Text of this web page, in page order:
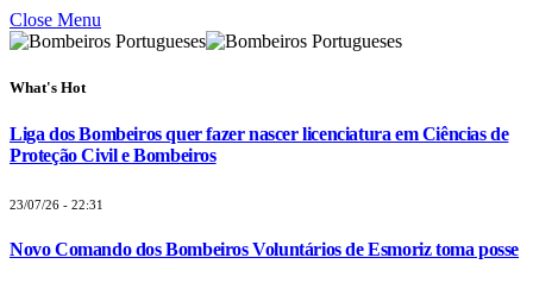
Close Menu
What's Hot
Liga dos Bombeiros quer fazer nascer licenciatura em Ciências de
Proteção Civil e Bombeiros
23/07/26 - 22:31
Novo Comando dos Bombeiros Voluntários de Esmoriz toma posse